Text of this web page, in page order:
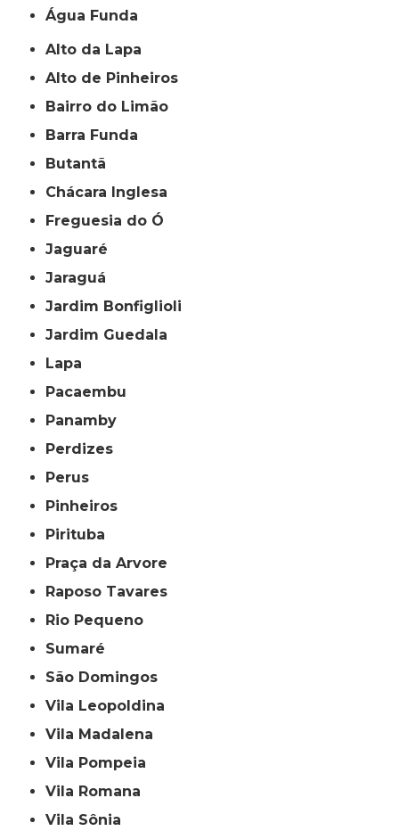
Água Funda
Alto da Lapa
Alto de Pinheiros
Bairro do Limão
Barra Funda
Butantã
Chácara Inglesa
Freguesia do Ó
Jaguaré
Jaraguá
Jardim Bonfiglioli
Jardim Guedala
Lapa
Pacaembu
Panamby
Perdizes
Perus
Pinheiros
Pirituba
Praça da Arvore
Raposo Tavares
Rio Pequeno
Sumaré
São Domingos
Vila Leopoldina
Vila Madalena
Vila Pompeia
Vila Romana
Vila Sônia